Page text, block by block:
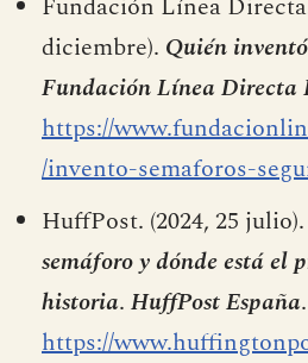
diciembre). Quién
Fundación Línea Directa
https://
/invento-semaforos-
HuffPost. (2024, 25 julio).
semáforo y dónde está el
historia. HuffPost España.
https://